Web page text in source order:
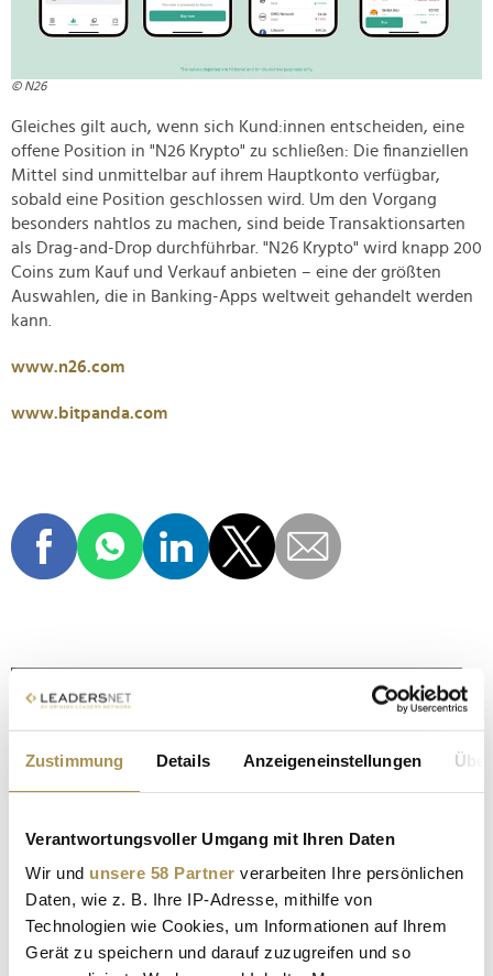
Zustimmung Details Anzeigeneinstellungen
Verantwortungsvoller Umgang mit Ihren Daten
Wir und unsere 58 Partner verarbeiten Ihre persönlichen
Daten, wie z. B. Ihre IP-Adresse, mithilfe von
Technologien wie Cookies, um Informationen auf Ihrem
Gerät zu speichern und darauf zuzugreifen und so
© N26
Gleiches gilt auch, wenn sich Kund:innen entscheiden, eine
offene Position in "N26 Krypto" zu schließen: Die finanziellen
Mittel sind unmittelbar auf ihrem Hauptkonto verfügbar,
sobald eine Position geschlossen wird. Um den Vorgang
besonders nahtlos zu machen, sind beide Transaktionsarten
als Drag-and-Drop durchführbar. "N26 Krypto" wird knapp 200
Coins zum Kauf und Verkauf anbieten – eine der größten
Auswahlen, die in Banking-Apps weltweit gehandelt werden
kann.
www.n26.com
www.bitpanda.com
KRYPTO
KRYPTOWÄHRUNGEN FINTECH START-UP
Autor:*